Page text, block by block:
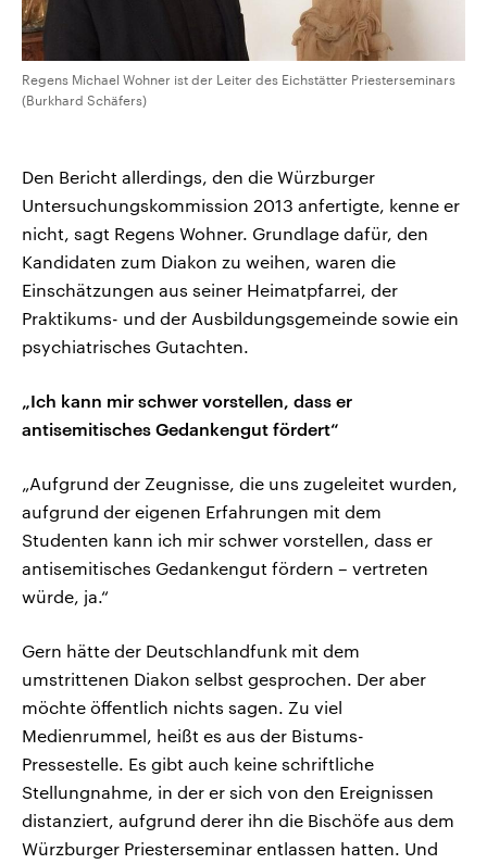
Regens Michael Wohner ist der Leiter des Eichstätter Priesterseminars
(Burkhard Schäfers)
Den Bericht allerdings, den die Würzburger
Untersuchungskommission 2013 anfertigte, kenne er
nicht, sagt Regens Wohner. Grundlage dafür, den
Kandidaten zum Diakon zu weihen, waren die
Einschätzungen aus seiner Heimatpfarrei, der
Praktikums- und der Ausbildungsgemeinde sowie ein
psychiatrisches Gutachten.
„Ich kann mir schwer vorstellen, dass er
antisemitisches Gedankengut fördert“
„Aufgrund der Zeugnisse, die uns zugeleitet wurden,
aufgrund der eigenen Erfahrungen mit dem
Studenten kann ich mir schwer vorstellen, dass er
antisemitisches Gedankengut fördern – vertreten
würde, ja.“
Gern hätte der Deutschlandfunk mit dem
umstrittenen Diakon selbst gesprochen. Der aber
möchte öffentlich nichts sagen. Zu viel
Medienrummel, heißt es aus der Bistums-
Pressestelle. Es gibt auch keine schriftliche
Stellungnahme, in der er sich von den Ereignissen
distanziert, aufgrund derer ihn die Bischöfe aus dem
Würzburger Priesterseminar entlassen hatten. Und